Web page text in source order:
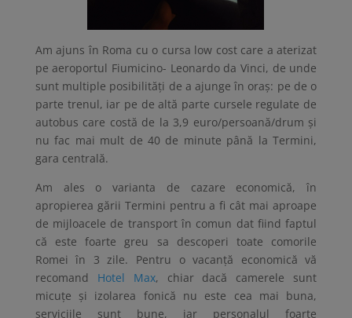
Am ajuns în Roma cu o cursa low cost care a aterizat
pe aeroportul Fiumicino- Leonardo da Vinci, de unde
sunt multiple posibilități de a ajunge în oraș: pe de o
parte trenul, iar pe de altă parte cursele regulate de
autobus care costă de la 3,9 euro/persoană/drum și
nu fac mai mult de 40 de minute până la Termini,
gara centrală.
Am ales o varianta de cazare economică, în
apropierea gării Termini pentru a fi cât mai aproape
de mijloacele de transport în comun dat fiind faptul
că este foarte greu sa descoperi toate comorile
Romei în 3 zile. Pentru o vacanță economică vă
recomand Hotel Max, chiar dacă camerele sunt
micuțe și izolarea fonică nu este cea mai buna,
serviciile sunt bune, iar personalul foarte